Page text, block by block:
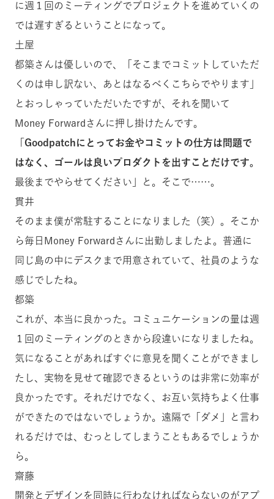
に週１回のミーティングでプロジェクトを進めていくの
では遅すぎるということになって。
土屋
都築さんは優しいので、「そこまでコミットしていただ
くのは申し訳ない、あとはなるべくこちらでやります」
とおっしゃっていただいたですが、それを聞いて
Money Forwardさんに押し掛けたんです。
Goodpatchにとってお金やコミットの仕方は問題で
はなく、ゴールは良いプロダクトを出すことだけです。
最後までやらせてください」と。そこで……。
貫井
そのまま僕が常駐することになりました（笑）。そこか
ら毎日Money Forwardさんに出勤しましたよ。普通に
同じ島の中にデスクまで用意されていて、社員のような
感じでしたね。
都築
これが、本当に良かった。コミュニケーションの量は週
１回のミーティングのときから段違いになりましたね。
気になることがあればすぐに意見を聞くことができまし
たし、実物を見せて確認できるというのは非常に効率が
良かったです。それだけでなく、お互い気持ちよく仕事
ができたのではないでしょうか。遠隔で「ダメ」と言わ
れるだけでは、むっとしてしまうこともあるでしょうか
ら。
齋藤
開発とデザインを同時に行わなければならないのがアプ